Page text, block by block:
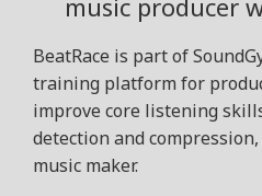
music producer
BeatRace is part of
training platform for
improve core listening
detection and
music maker.